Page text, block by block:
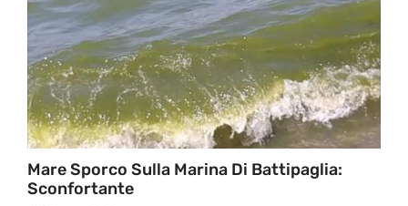
Mare Sporco Sulla Marina Di Battipaglia:
Sconfortante